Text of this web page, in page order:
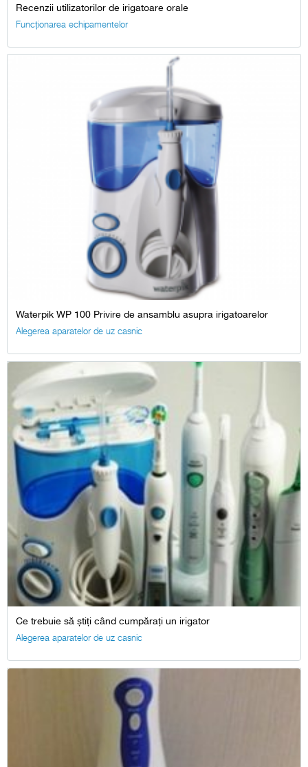
Recenzii utilizatorilor de irigatoare orale
Funcționarea echipamentelor
Waterpik WP 100 Privire de ansamblu asupra irigatoarelor
Alegerea aparatelor de uz casnic
Ce trebuie să știți când cumpărați un irigator
Alegerea aparatelor de uz casnic